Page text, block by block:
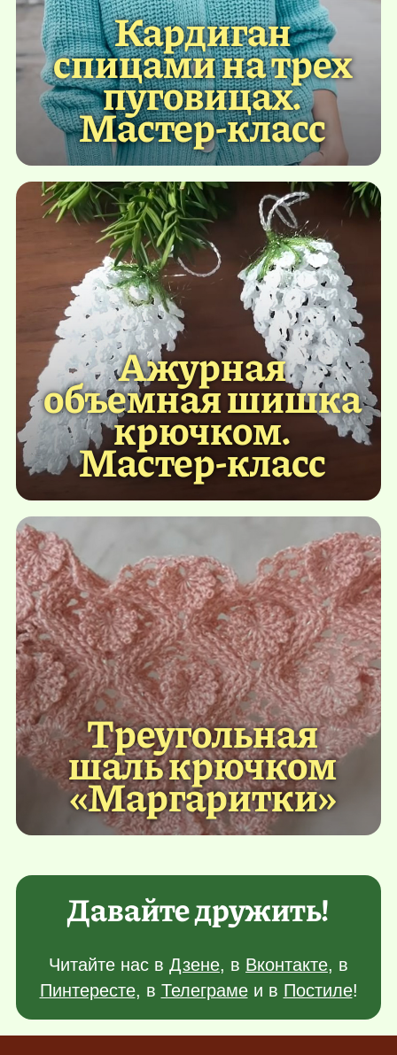
Кардиган
спицами на трех
пуговицах.
Мастер-класс
Ажурная
объемная шишка
крючком.
Мастер-класс
Треугольная
шаль крючком
«Маргаритки»
Давайте дружить!
Читайте нас в Дзене, в Вконтакте, в
Пинтересте, в Телеграмеи в Постиле!